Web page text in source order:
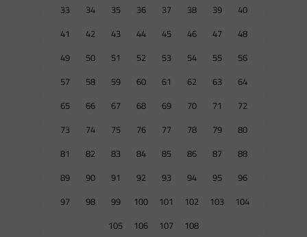
33
34 35 36 37 38 39
40
41
42 43 44 45 46 47
48
49
50 51 52 53 54 55
56
57
58 59 60 61 62 63
64
65
66 67 68 69 70 71
72
73
74 75 76 77 78 79
80
81
82 83 84 85 86 87
88
89
90 91 92 93 94 95
96
97
98 99 100 101 102 103
104
105
106 107 108